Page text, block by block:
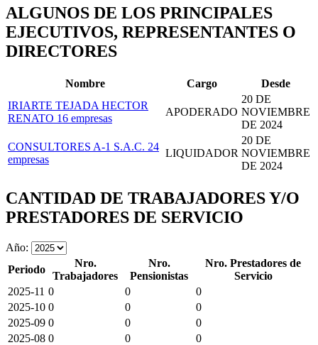
ALGUNOS DE LOS PRINCIPALES
EJECUTIVOS, REPRESENTANTES O
DIRECTORES
Nombre Cargo
Desde
IRIARTE TEJADA HECTOR
RENATO 16 empresas
APODERADO
20 DE
NOVIEMBRE
DE 2024
CONSULTORES A-1 S.A.C. 24
empresas
LIQUIDADOR
20 DE
NOVIEMBRE
DE 2024
CANTIDAD DE TRABAJADORES Y/O
PRESTADORES DE SERVICIO
Año:
Periodo
Nro.
Trabajadores
Nro.
Pensionistas
Nro. Prestadores de
Servicio
2025-11 0 0
0
2025-10 0 0
0
2025-09 0 0
0
2025-08 0 0
0